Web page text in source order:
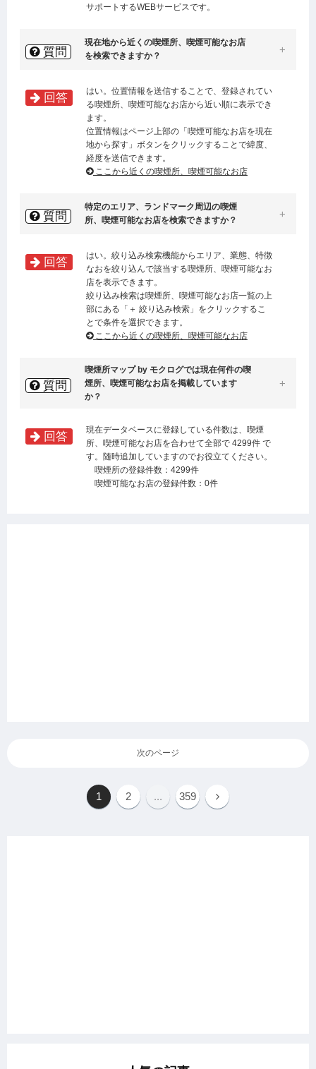
サポートするWEBサービスです。
質問
現在地から近くの喫煙所、喫煙可能なお店
を検索できますか？
回答
はい。位置情報を送信することで、登録されてい
る喫煙所、喫煙可能なお店から近い順に表示でき
ます。
位置情報はページ上部の「喫煙可能なお店を現在
地から探す」ボタンをクリックすることで緯度、
経度を送信できます。
ここから近くの喫煙所、喫煙可能なお店
質問
特定のエリア、ランドマーク周辺の喫煙
所、喫煙可能なお店を検索できますか？
回答
はい。絞り込み検索機能からエリア、業態、特徴
なおを絞り込んで該当する喫煙所、喫煙可能なお
店を表示できます。
絞り込み検索は喫煙所、喫煙可能なお店一覧の上
部にある「＋ 絞り込み検索」をクリックするこ
とで条件を選択できます。
ここから近くの喫煙所、喫煙可能なお店
質問
喫煙所マップ by モクログでは現在何件の喫
煙所、喫煙可能なお店を掲載しています
か？
回答
現在データベースに登録している件数は、喫煙
所、喫煙可能なお店を合わせて全部で 4299件 で
す。随時追加していますのでお役立てください。
喫煙所の登録件数：4299件
喫煙可能なお店の登録件数：0件
次のページ
1 2 ... 359
次